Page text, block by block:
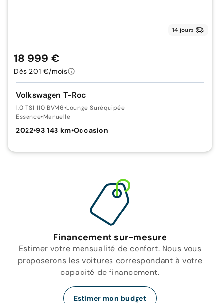
14 jours
Volkswagen T-Roc
1.0 TSI 110 BVM6•Lounge Suréquipée
Essence•Manuelle
2022•93 143 km•Occasion
18 999 €
Dès 201 €/mois
Financement sur-mesure
Estimer votre mensualité de confort. Nous vous
proposerons les voitures correspondant à votre
capacité de financement.
Estimer mon budget